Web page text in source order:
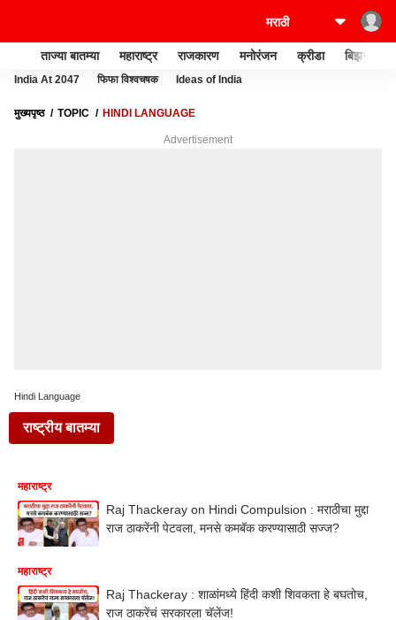
ताज्या बातम्या महाराष्ट्र राजकारण मनोरंजन क्रीडा बिझनेस
India At 2047 फिफा विश्वचषक Ideas of India
मुख्यपृष्ठ TOPIC HINDI LANGUAGE
Advertisement
Hindi Language
राष्ट्रीय बातम्या
महाराष्ट्र
Raj Thackeray on Hindi Compulsion : मराठीचा मुद्दा
राज ठाकरेंनी पेटवला, मनसे कमबॅक करण्यासाठी सज्ज?
महाराष्ट्र
Raj Thackeray : शाळांमध्ये हिंदी कशी शिवकता हे बघतोच,
राज ठाकरेंचं सरकारला चॅलेंज!